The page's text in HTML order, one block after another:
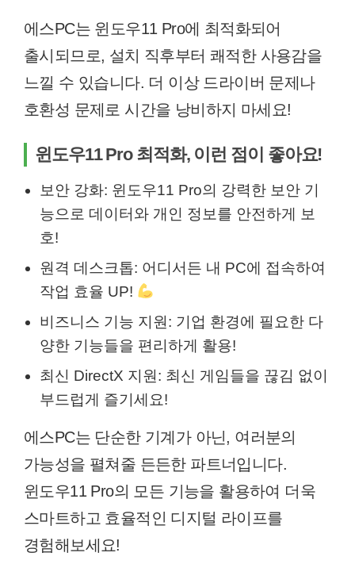
에스PC는 윈도우11 Pro에 최적화되어
출시되므로, 설치 직후부터 쾌적한 사용감을
느낄 수 있습니다. 더 이상 드라이버 문제나
호환성 문제로 시간을 낭비하지 마세요!
윈도우11 Pro 최적화, 이런 점이 좋아요!
보안 강화: 윈도우11 Pro의 강력한 보안 기
능으로 데이터와 개인 정보를 안전하게 보
호!
원격 데스크톱: 어디서든 내 PC에 접속하여
작업 효율 UP!
비즈니스 기능 지원: 기업 환경에 필요한 다
양한 기능들을 편리하게 활용!
최신 DirectX 지원: 최신 게임들을 끊김 없이
부드럽게 즐기세요!
에스PC는 단순한 기계가 아닌, 여러분의
가능성을 펼쳐줄 든든한 파트너입니다.
윈도우11 Pro의 모든 기능을 활용하여 더욱
스마트하고 효율적인 디지털 라이프를
경험해보세요!